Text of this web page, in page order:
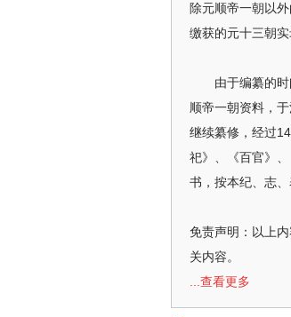
除元顺帝一朝以
缴获的元十三朝
由于编纂的时间
顺帝一朝资料，
继续纂修，经过
祀》、《百官》
书，按本纪、志
免责声明：以上
关内容。
...查看更多